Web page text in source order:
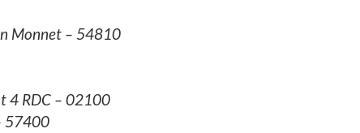
Monnet – 54810
4 RDC – 02100
57400